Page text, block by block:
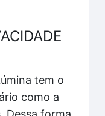
tem o
como a